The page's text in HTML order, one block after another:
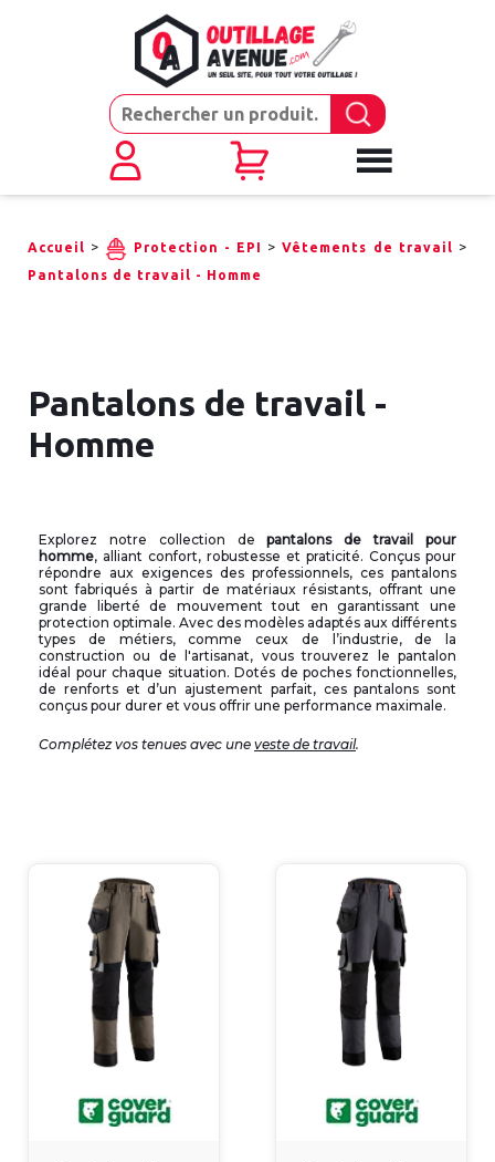
Accueil > Protection - EPI >Vêtements de travail >
Pantalons de travail - Homme
Pantalons de travail -
Homme
Explorez notre collection depantalons de travail pour
homme, alliant confort, robustesse et praticité. Conçus pour
répondre aux exigences des professionnels, ces pantalons
sont fabriqués à partir de matériaux résistants, offrant une
grande liberté de mouvement tout en garantissant une
protection optimale. Avec des modèles adaptés aux différents
types de métiers, comme ceux de l’industrie, de la
construction ou de l'artisanat, vous trouverez le pantalon
idéal pour chaque situation. Dotés de poches fonctionnelles,
de renforts et d’un ajustement parfait, ces pantalons sont
conçus pour durer et vous offrir une performance maximale.
Complétez vos tenues avec une veste de travail.